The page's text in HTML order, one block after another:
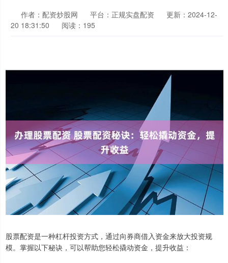
作者：配资炒股网 平台：正规实盘配资
更新：2024-12-
20 18:31:50
阅读：195
股票配资是一种杠杆投资方式，通过向券商借入资金来放大投资规
模。掌握以下秘诀，可以帮助您轻松撬动资金，提升收益：